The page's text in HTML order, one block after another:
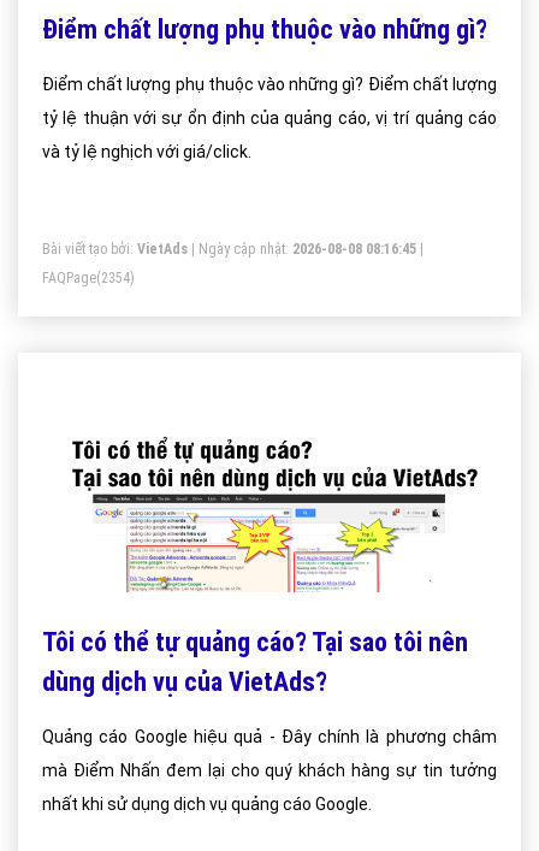
Điểm chất lượng phụ thuộc vào những gì?
Điểm chất lượng phụ thuộc vào những gì? Điểm chất lượng
tỷ lệ thuận với sự ổn định của quảng cáo, vị trí quảng cáo
và tỷ lệ nghịch với giá/click.
Bài viết tạo bởi: VietAds | Ngày cập nhật: 2026-08-08 08:16:45
FAQPage(2354)
Tôi có thể tự quảng cáo? Tại sao tôi nên
dùng dịch vụ của VietAds?
Quảng cáo Google hiệu quả - Đây chính là phương châm
mà Điểm Nhấn đem lại cho quý khách hàng sự tin tưởng
nhất khi sử dụng dịch vụ quảng cáo Google.